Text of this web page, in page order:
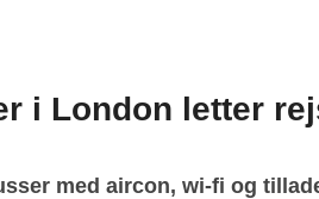
i London letter
med aircon, wi-fi og